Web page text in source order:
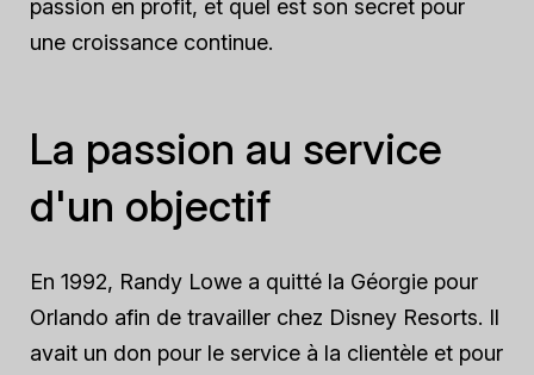
passion en profit, et quel est son secret pour
une croissance continue.
La passion au service
d'un objectif
En 1992, Randy Lowe a quitté la Géorgie pour
Orlando afin de travailler chez Disney Resorts. Il
avait un don pour le service à la clientèle et pour